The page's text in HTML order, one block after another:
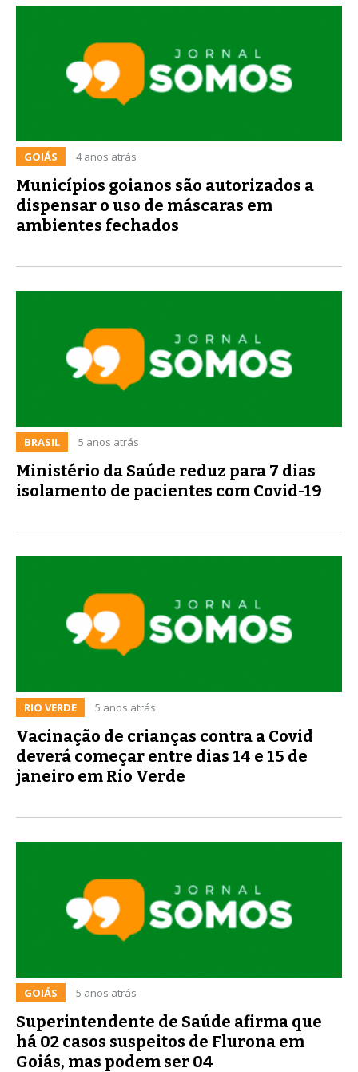
GOIÁS 4 anos atrás
Municípios goianos são autorizados a
dispensar o uso de máscaras em
ambientes fechados
BRASIL 5 anos atrás
Ministério da Saúde reduz para 7 dias
isolamento de pacientes com Covid-19
RIO VERDE 5 anos atrás
Vacinação de crianças contra a Covid
deverá começar entre dias 14 e 15 de
janeiro em Rio Verde
GOIÁS 5 anos atrás
Superintendente de Saúde afirma que
há 02 casos suspeitos de Flurona em
Goiás, mas podem ser 04